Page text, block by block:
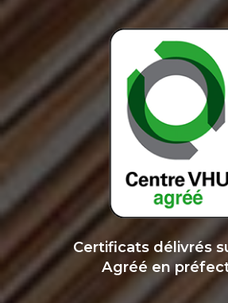
Certificats délivrés
Agréé en